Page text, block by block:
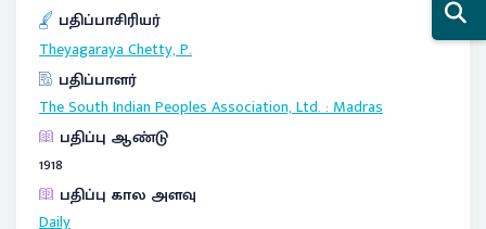
பதிப்பாசிரியர்
Theyagaraya Chetty, P.
பதிப்பாளர்
The South Indian Peoples Association, Ltd.:Madras
பதிப்பு ஆண்டு
1918
பதிப்பு கால அளவு
Daily